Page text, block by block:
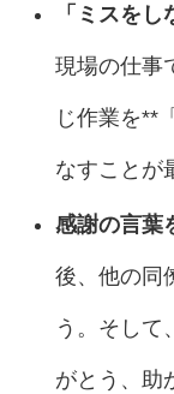
「ミスを
現場の仕事
じ作業を**
なすことが
感謝の言葉
後、他の同
う。そして
がとう、助